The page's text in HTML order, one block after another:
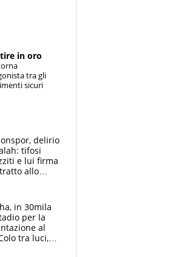
in oro
tra gli
sicuri
delirio
tifosi
e lui firma
allo
in 30mila
per la
al
tra luci,